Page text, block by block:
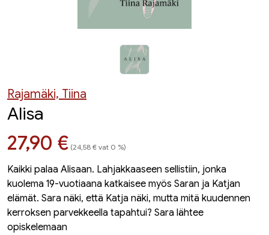
Rajamäki, Tiina
Alisa
Hinta nyt
27,90 € (24,58 € vat 0 %)
Kaikki palaa Alisaan. Lahjakkaaseen sellistiin, jonka
kuolema 19-vuotiaana katkaisee myös Saran ja Katjan
elämät. Sara näki, että Katja näki, mutta mitä kuudennen
kerroksen parvekkeella tapahtui? Sara lähtee
opiskelemaan